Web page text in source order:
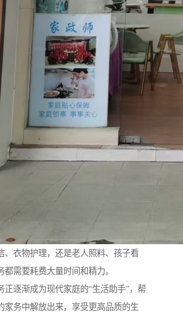
、衣物护理，还是老人照料、孩子看
都需要耗费大量时间和精力。
正逐渐成为现代家庭的“生活助手”，帮
家务中解放出来，享受更高品质的生